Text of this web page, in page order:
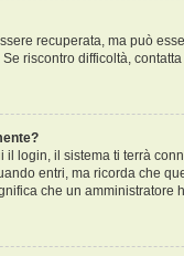
recuperata, ma può
riscontro difficoltà, contatta
il login, il sistema ti terrà
entri, ma ricorda che
che un amministratore